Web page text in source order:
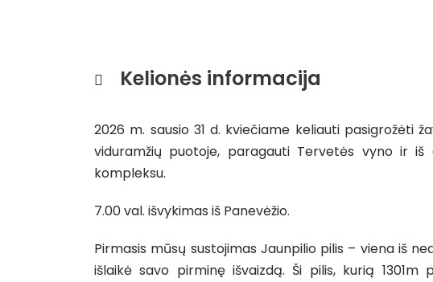
Kelionės informacija
2026 m. sausio 31 d. kviečiame keliauti pasigrožėti
viduramžių puotoje, paragauti Tervetės vyno ir iš
kompleksu.
7.00 val. išvykimas iš Panevėžio.
Pirmasis mūsų sustojimas Jaunpilio pilis – viena iš
išlaikė savo pirminę išvaizdą. Ši pilis, kurią 1301m